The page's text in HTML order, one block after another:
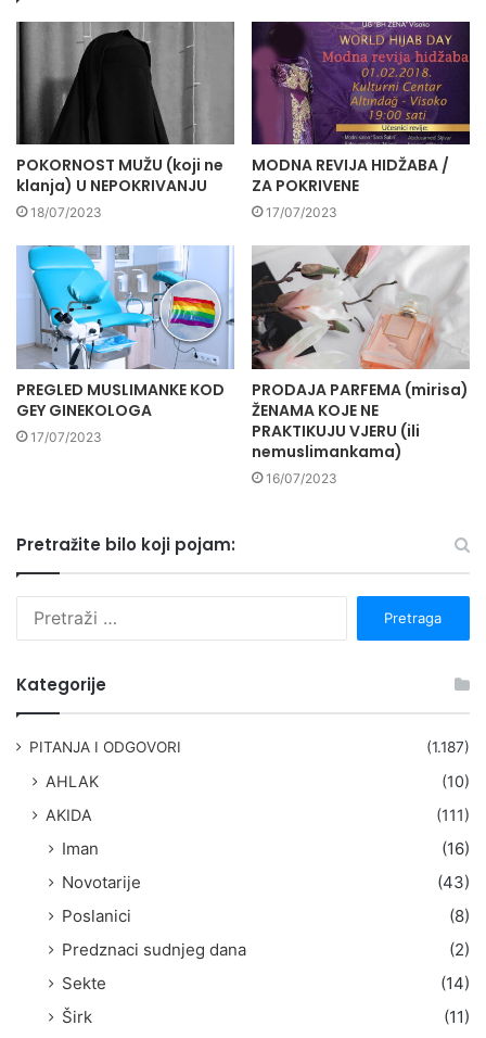
POKORNOST MUŽU (koji ne
klanja) U NEPOKRIVANJU
18/07/2023
MODNA REVIJA HIDŽABA /
ZA POKRIVENE
17/07/2023
PREGLED MUSLIMANKE KOD
GEY GINEKOLOGA
17/07/2023
PRODAJA PARFEMA (mirisa)
ŽENAMA KOJE NE
PRAKTIKUJU VJERU (ili
nemuslimankama)
16/07/2023
Pretražite bilo koji pojam:
a
Kategorije
PITANJA I ODGOVORI (1.187)
AHLAK
(10)
AKIDA
(111)
Iman
(16)
Novotarije
(43)
Poslanici
(8)
Predznaci sudnjeg dana
(2)
Sekte
(14)
Širk
(11)